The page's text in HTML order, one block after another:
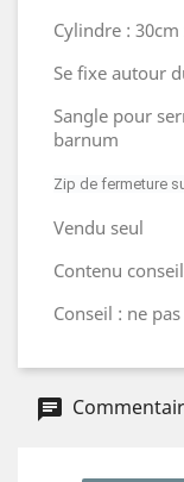
Cylindre : 30cm
Se fixe autour
Sangle pour
barnum
Zip de fermeture
Vendu seul
Contenu
Conseil : ne